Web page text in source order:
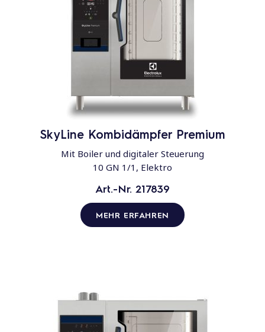
SkyLine Kombidämpfer Premium
Mit Boiler und digitaler Steuerung
10 GN 1/1, Elektro
Art.-Nr. 217839
MEHR ERFAHREN